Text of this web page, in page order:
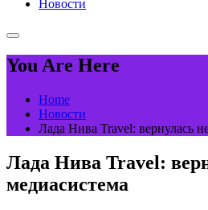
Новости
You Are Here
Home
Новости
Лада Нива Travel: вернулась
Лада Нива Travel:
медиасистема